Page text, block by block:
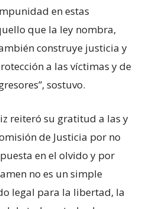
en estas
que la ley nombra,
construye justicia y
a las víctimas y de
sostuvo.
reiteró su gratitud a las y
de Justicia por no
en el olvido y por
no es un simple
legal para la libertad, la